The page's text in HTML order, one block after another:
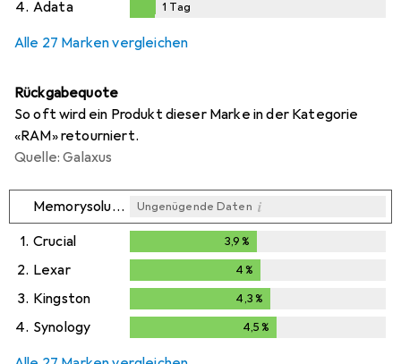
4. Adata 1 Tag
Alle 27 Marken vergleichen
Rückgabequote
So oft wird ein Produkt dieser Marke in der Kategorie
«RAM» retourniert.
Quelle: Galaxus
Memorysolution Ungenügende Daten i
1. Crucial 3,9 %
2. Lexar 4 %
3. Kingston 4,3 %
4. Synology 4,5 %